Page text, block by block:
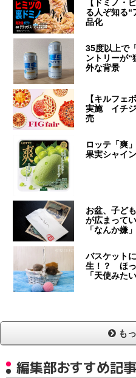
【ドミノ・
る人ぞ知る
品化
35度以上で
ントリーが“
外な背景
【キルフェ
実施 イチジ
売
ロッテ「爽
果実シャイ
お盆、子ど
が広まって
「なんか嫌
バスケット
生！？ ほっ
「天使みたい
も
編集部おすすめ記事